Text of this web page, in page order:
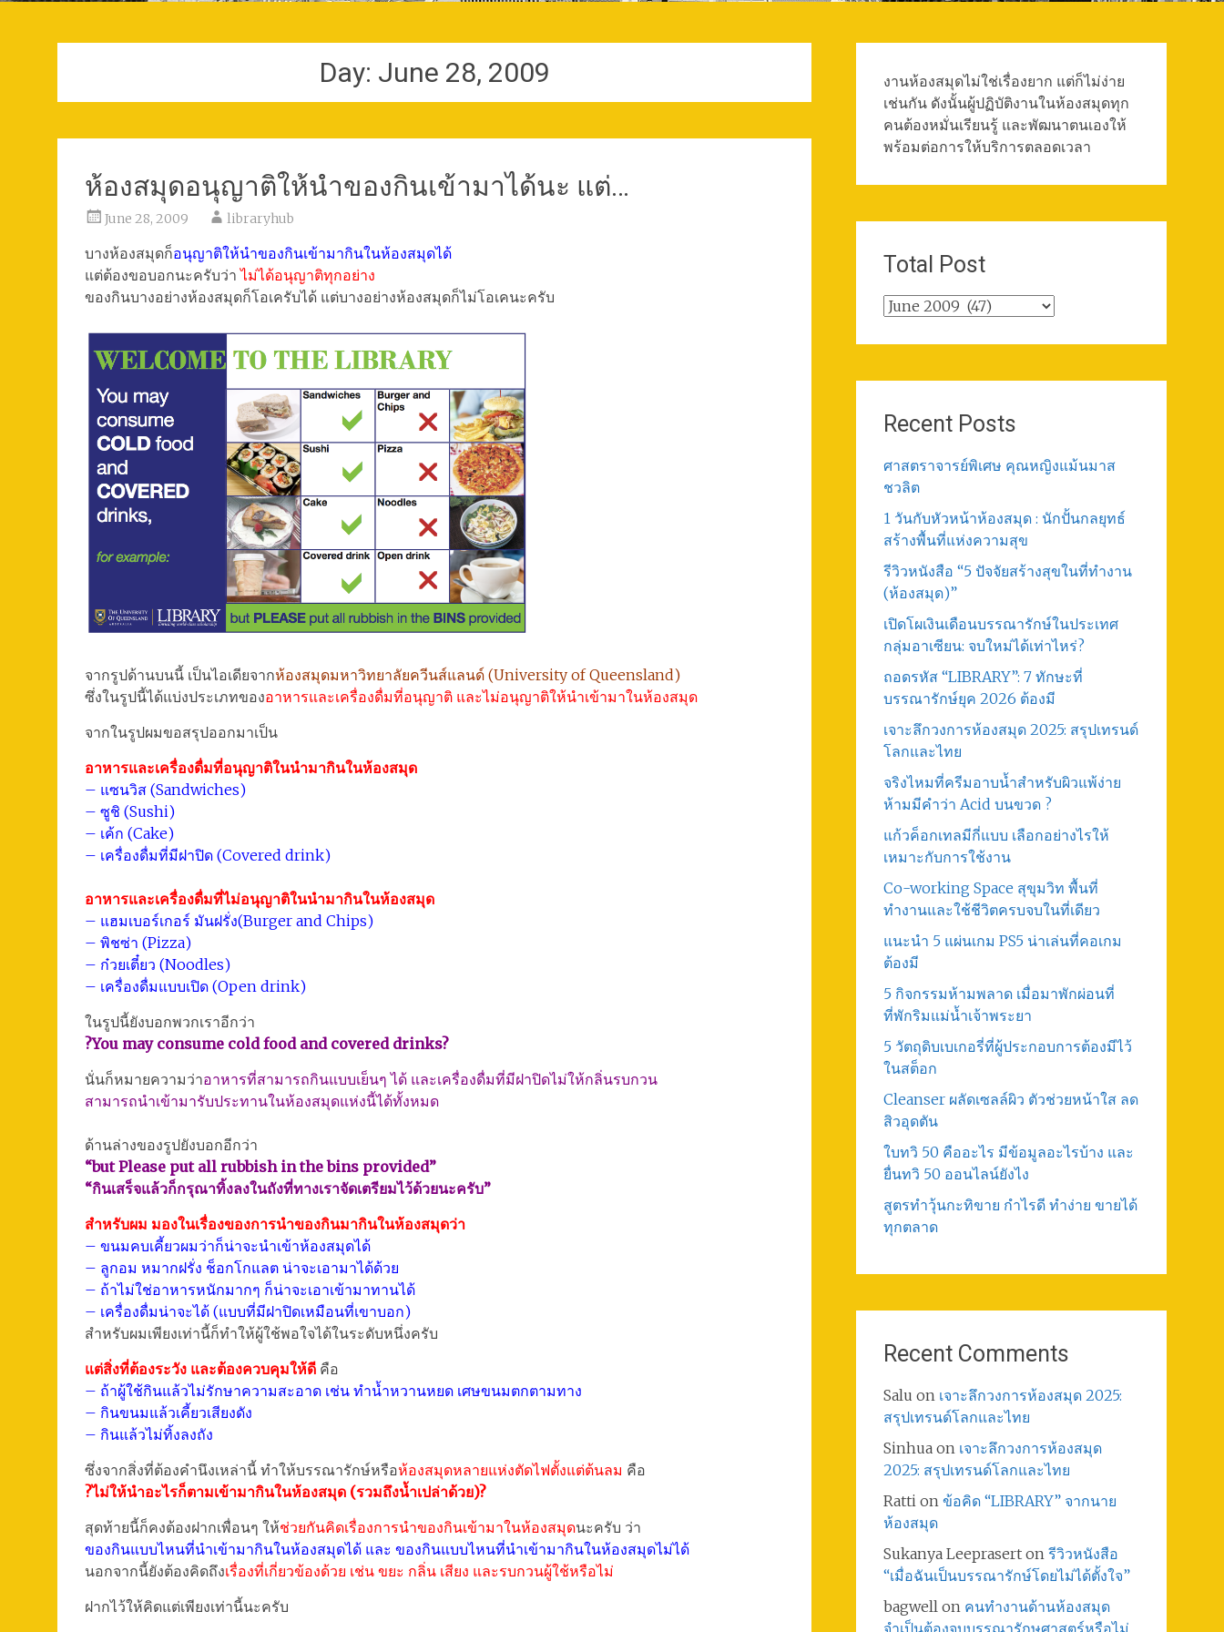
Day: June 28, 2009
ห้องสมุดอนุญาติให้นำของกินเข้ามาได้นะ แต่…
June 28, 2009 libraryhub
บางห้องสมุดก็อนุญาติให้นำของกินเข้ามากินในห้องสมุดได้
แต่ต้องขอบอกนะครับว่าไม่ได้อนุญาติทุกอย่าง
ของกินบางอย่างห้องสมุดก็โอเครับได้ แต่บางอย่างห้องสมุดก็ไม่โอเคนะครับ
จากรูปด้านบนนี้ เป็นไอเดียจากห้องสมุดมหาวิทยาลัยควีนส์แลนด์ (University of Queensland)
ซึ่งในรูปนี้ได้แบ่งประเภทของอาหารและเครื่องดื่มที่อนุญาติ และไม่อนุญาติให้นำเข้ามาในห้องสมุด
จากในรูปผมขอสรุปออกมาเป็น
อาหารและเครื่องดื่มที่อนุญาติในนำมากินในห้องสมุด
– แซนวิส (Sandwiches)
– ซูชิ (Sushi)
– เค้ก (Cake)
– เครื่องดื่มที่มีฝาปิด (Covered drink)
อาหารและเครื่องดื่มที่ไม่อนุญาติในนำมากินในห้องสมุด
– แฮมเบอร์เกอร์ มันฝรั่ง(Burger and Chips)
– พิชซ่า (Pizza)
– ก๋วยเตี๋ยว (Noodles)
– เครื่องดื่มแบบเปิด (Open drink)
ในรูปนี้ยังบอกพวกเราอีกว่า
?You may consume cold food and covered drinks?
นั่นก็หมายความว่าอาหารที่สามารถกินแบบเย็นๆ ได้ และเครื่องดื่มที่มีฝาปิดไม่ให้กลิ่นรบกวน
สามารถนำเข้ามารับประทานในห้องสมุดแห่งนี้ได้ทั้งหมด
ด้านล่างของรูปยังบอกอีกว่า
“but Please put all rubbish in the bins provided”
“กินเสร็จแล้วก็กรุณาทิ้งลงในถังที่ทางเราจัดเตรียมไว้ด้วยนะครับ”
สำหรับผม มองในเรื่องของการนำของกินมากินในห้องสมุดว่า
– ขนมคบเคี้ยวผมว่าก็น่าจะนำเข้าห้องสมุดได้
– ลูกอม หมากฝรั่ง ช็อกโกแลต น่าจะเอามาได้ด้วย
– ถ้าไม่ใช่อาหารหนักมากๆ ก็น่าจะเอาเข้ามาทานได้
– เครื่องดื่มน่าจะได้ (แบบที่มีฝาปิดเหมือนที่เขาบอก)
สำหรับผมเพียงเท่านี้ก็ทำให้ผู้ใช้พอใจได้ในระดับหนึ่งครับ
แต่สิ่งที่ต้องระวัง และต้องควบคุมให้ดี คือ
– ถ้าผู้ใช้กินแล้วไม่รักษาความสะอาด เช่น ทำน้ำหวานหยด เศษขนมตกตามทาง
– กินขนมแล้วเคี้ยวเสียงดัง
– กินแล้วไม่ทิ้งลงถัง
ซึ่งจากสิ่งที่ต้องคำนึงเหล่านี้ ทำให้บรรณารักษ์หรือห้องสมุดหลายแห่งตัดไฟตั้งแต่ต้นลม คือ
?ไม่ให้นำอะไรก็ตามเข้ามากินในห้องสมุด (รวมถึงน้ำเปล่าด้วย)?
สุดท้ายนี้ก็คงต้องฝากเพื่อนๆ ให้ช่วยกันคิดเรื่องการนำของกินเข้ามาในห้องสมุดนะครับ ว่า
ของกินแบบไหนที่นำเข้ามากินในห้องสมุดได้ และ ของกินแบบไหนที่นำเข้ามากินในห้องสมุดไม่ได้
นอกจากนี้ยังต้องคิดถึงเรื่องที่เกี่ยวข้องด้วย เช่น ขยะ กลิ่น เสียง และรบกวนผู้ใช้หรือไม่
ฝากไว้ให้คิดแต่เพียงเท่านี้นะครับ
งานห้องสมุดไม่ใช่เรื่องยาก แต่ก็ไม่ง่าย
เช่นกัน ดังนั้นผู้ปฏิบัติงานในห้องสมุดทุก
คนต้องหมั่นเรียนรู้ และพัฒนาตนเองให้
พร้อมต่อการให้บริการตลอดเวลา
Total Post
Total
Recent Posts
ศาสตราจารย์พิเศษ คุณหญิงแม้นมาส
ชวลิต
1 วันกับหัวหน้าห้องสมุด : นักปั้นกลยุทธ์
สร้างพื้นที่แห่งความสุข
รีวิวหนังสือ “5 ปัจจัยสร้างสุขในที่ทำงาน
(ห้องสมุด)”
เปิดโผเงินเดือนบรรณารักษ์ในประเทศ
กลุ่มอาเซียน: จบใหม่ได้เท่าไหร่?
ถอดรหัส “LIBRARY”: 7 ทักษะที่
บรรณารักษ์ยุค 2026 ต้องมี
เจาะลึกวงการห้องสมุด 2025: สรุปเทรนด์
โลกและไทย
จริงไหมที่ครีมอาบน้ำสำหรับผิวแพ้ง่าย
ห้ามมีคำว่า Acid บนขวด ?
แก้วค็อกเทลมีกี่แบบ เลือกอย่างไรให้
เหมาะกับการใช้งาน
Co-working Space สุขุมวิท พื้นที่
ทำงานและใช้ชีวิตครบจบในที่เดียว
แนะนำ 5 แผ่นเกม PS5 น่าเล่นที่คอเกม
ต้องมี
5 กิจกรรมห้ามพลาด เมื่อมาพักผ่อนที่
ที่พักริมแม่น้ำเจ้าพระยา
5 วัตถุดิบเบเกอรี่ที่ผู้ประกอบการต้องมีไว้
ในสต็อก
Cleanser ผลัดเซลล์ผิว ตัวช่วยหน้าใส ลด
สิวอุดตัน
ใบทวิ 50 คืออะไร มีข้อมูลอะไรบ้าง และ
ยื่นทวิ 50 ออนไลน์ยังไง
สูตรทําวุ้นกะทิขาย กำไรดี ทำง่าย ขายได้
ทุกตลาด
Recent Comments
Salu on เจาะลึกวงการห้องสมุด 2025:
สรุปเทรนด์โลกและไทย
Sinhuaon เจาะลึกวงการห้องสมุด
2025: สรุปเทรนด์โลกและไทย
Rattion ข้อคิด “LIBRARY” จากนาย
ห้องสมุด
Sukanya Leepraserton รีวิวหนังสือ
“เมื่อฉันเป็นบรรณารักษ์โดยไม่ได้ตั้งใจ”
bagwellon คนทำงานด้านห้องสมุด
จำเป็นต้องจบบรรณารักษศาสตร์หรือไม่